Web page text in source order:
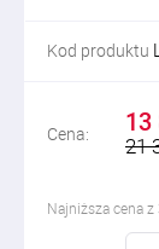
Kod produktu
Cena: 13
21
Najniższa cena